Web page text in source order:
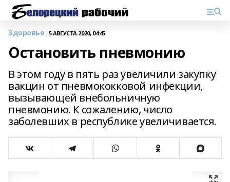
Здоровье 5 АВГУСТА 2020, 04:45
Остановить пневмонию
В этом году в пять раз увеличили закупку
вакцин от пневмококковой инфекции,
вызывающей внебольничную
пневмонию. К сожалению, число
заболевших в республике увеличивается.